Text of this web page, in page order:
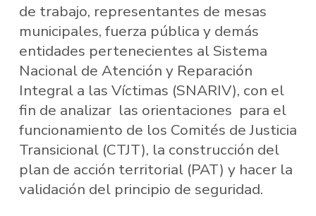
de trabajo, representantes de mesas
municipales, fuerza pública y demás
entidades pertenecientes al Sistema
Nacional de Atención y Reparación
Integral a las Víctimas (SNARIV), con el
fin de analizar las orientaciones para el
funcionamiento de los Comités de Justicia
Transicional (CTJT), la construcción del
plan de acción territorial (PAT) y hacer la
validación del principio de seguridad.